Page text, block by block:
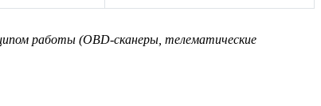
работы (OBD‑сканеры, телематические